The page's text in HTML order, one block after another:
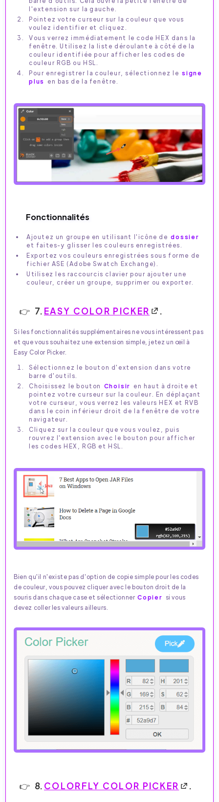
l'extension sur la gauche.
Pointez votre curseur sur la couleur que vous
voulez identifier et cliquez.
Vous verrez immédiatement le code HEX dans la
fenêtre. Utilisez la liste déroulante à côté de la
couleur identifiée pour afficher les codes de
couleur RGB ou HSL.
Pour enregistrer la couleur, sélectionnez le signe
plus
en bas de la fenêtre.
Fonctionnalités
Ajoutez un groupe en utilisant l'icône de dossier
et faites-y glisser les couleurs enregistrées.
Exportez vos couleurs enregistrées sous forme de
fichier ASE (Adobe Swatch Exchange).
Utilisez les raccourcis clavier pour ajouter une
couleur, créer un groupe, supprimer ou exporter.
7. EASY COLOR PICKER .
Si les fonctionnalités supplémentaires ne vous intéressent pas
et que vous souhaitez une extension simple, jetez un œil à
Easy Color Picker.
Sélectionnez le bouton d'extension dans votre
barre d'outils.
Choisissez le bouton Choisir en haut à droite et
pointez votre curseur sur la couleur. En déplaçant
votre curseur, vous verrez les valeurs HEX et RVB
dans le coin inférieur droit de la fenêtre de votre
navigateur.
Cliquez sur la couleur que vous voulez, puis
rouvrez l'extension avec le bouton pour afficher
les codes HEX, RGB et HSL.
Bien qu'il n'existe pas d'option de copie simple pour les codes
de couleur, vous pouvez cliquer avec le bouton droit de la
souris dans chaque case et sélectionner Copier si vous
devez coller les valeurs ailleurs.
8. COLORFLY COLOR PICKER .